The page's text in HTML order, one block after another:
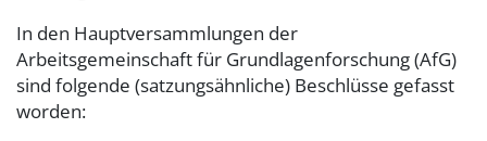
In den Hauptversammlungen der
Arbeitsgemeinschaft für Grundlagenforschung (AfG)
sind folgende (satzungsähnliche) Beschlüsse gefasst
worden: